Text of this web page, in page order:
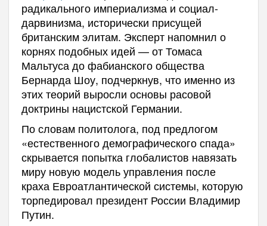
радикального империализма и социал-
дарвинизма, исторически присущей
британским элитам. Эксперт напомнил о
корнях подобных идей — от Томаса
Мальтуса до фабианского общества
Бернарда Шоу, подчеркнув, что именно из
этих теорий выросли основы расовой
доктрины нацистской Германии.
По словам политолога, под предлогом
«естественного демографического спада»
скрывается попытка глобалистов навязать
миру новую модель управления после
краха Евроатлантической системы, которую
торпедировал президент России Владимир
Путин.